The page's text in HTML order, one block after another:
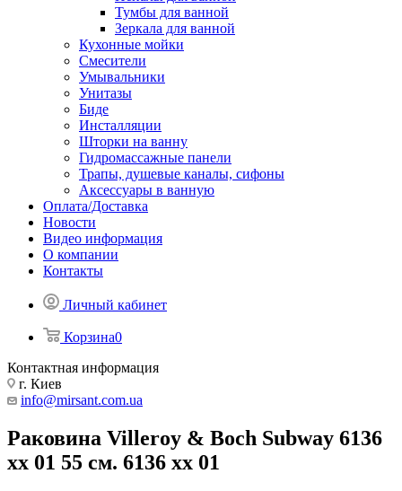
Тумбы для ванной
Зеркала для ванной
Кухонные мойки
Смесители
Умывальники
Унитазы
Биде
Инсталляции
Шторки на ванну
Гидромассажные панели
Трапы, душевые каналы, сифоны
Аксессуары в ванную
Оплата/Доставка
Новости
Видео информация
О компании
Контакты
Личный кабинет
Корзина0
Контактная информация
г. Киев
info@mirsant.com.ua
Раковина Villeroy & Boch Subway 6136
xx 01 55 см. 6136 xx 01